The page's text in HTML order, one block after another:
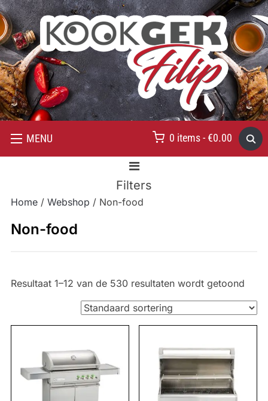
MENU 0 items - €0.00
Filters
Home/ Webshop / Non-food
Non-food
Resultaat 1–12 van de 530 resultaten wordt getoond